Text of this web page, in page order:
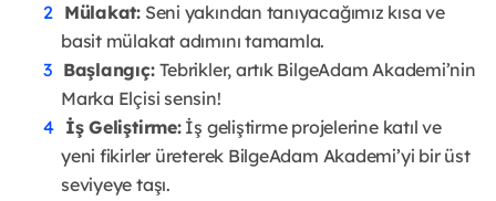
Mülakat:Seni yakından tanıyacağımız kısa ve
basit mülakat adımını tamamla.
Başlangıç:Tebrikler, artık BilgeAdam Akademi’nin
Marka Elçisi sensin!
İş Geliştirme:İş geliştirme projelerine katıl ve
yeni fikirler üreterek BilgeAdam Akademi’yi bir üst
seviyeye taşı.